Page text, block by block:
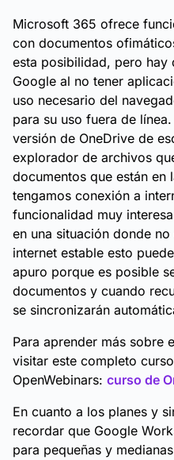
Microsoft 365 ofrece
con documentos
esta posibilidad, pero hay
Google al no tener
uso necesario del
para su uso fuera de
versión de OneDrive de
explorador de archivos
documentos que están en
tengamos conexión a
funcionalidad muy
en una situación donde
internet estable esto
apuro porque es posible
documentos y cuando
se sincronizarán
Para aprender más sobre
visitar este completo
OpenWebinars: curso de
En cuanto a los planes y
recordar que Google
para pequeñas y